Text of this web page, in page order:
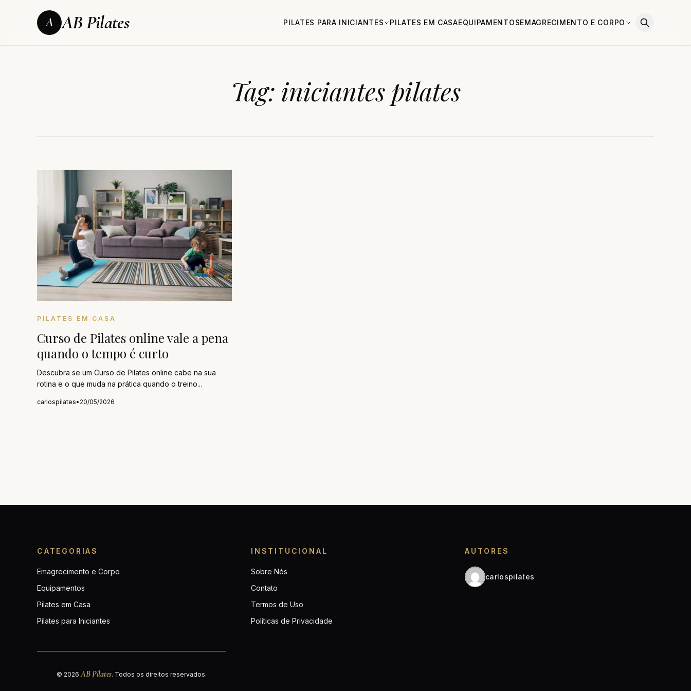
A AB Pilates PILATES PARA INICIANTES PILATES EM CASAEQUIPAMENTOSEMAGRECIMENTO E CORPO
Tag: iniciantes pilates
PILATES EM CASA
Curso de Pilates online vale a pena
quando o tempo é curto
Descubra se um Curso de Pilates online cabe na sua
rotina e o que muda na prática quando o treino...
carlospilates• 20/05/2026
CATEGORIAS
Emagrecimento e Corpo
Equipamentos
Pilates em Casa
Pilates para Iniciantes
INSTITUCIONAL
Sobre Nós
Contato
Termos de Uso
Políticas de Privacidade
AUTORES
carlospilates
© 2026AB Pilates. Todos os direitos reservados.